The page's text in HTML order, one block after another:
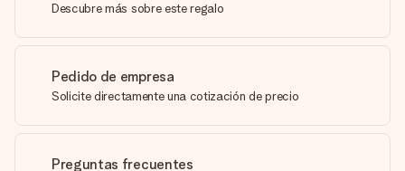
Descubre más sobre este regalo
Pedido de empresa
Solicite directamente una cotización de precio
Preguntas frecuentes